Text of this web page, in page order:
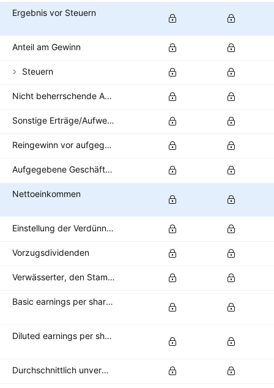
Ergebnis vor Steuern
Anteil am Gewinn
Steuern
Nicht beherrschende Anteile/Minderheitsanteile
Sonstige Erträge/Aufwendungen nach Steuern
Reingewinn vor aufgegebenen Geschäftsbereichen
Aufgegebene Geschäftsbereiche
Nettoeinkommen
Einstellung der Verdünnung
Vorzugsdividenden
Verwässerter, den Stammaktionären zustehender Nettogewinn
Basic earnings per share (basic EPS)
Diluted earnings per share (diluted EPS)
Durchschnittlich unverwässerte Aktien im Umlauf